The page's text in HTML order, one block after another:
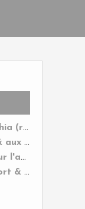
Tartine black & white au Philadelphia (radis noir, saumon, aneth & sésame)
Focaccia marbrée à la tapenade & aux olives
Popovers au comté & au thym pour l'apéro
Sujets de pâques salés (au roquefort & aux noix)